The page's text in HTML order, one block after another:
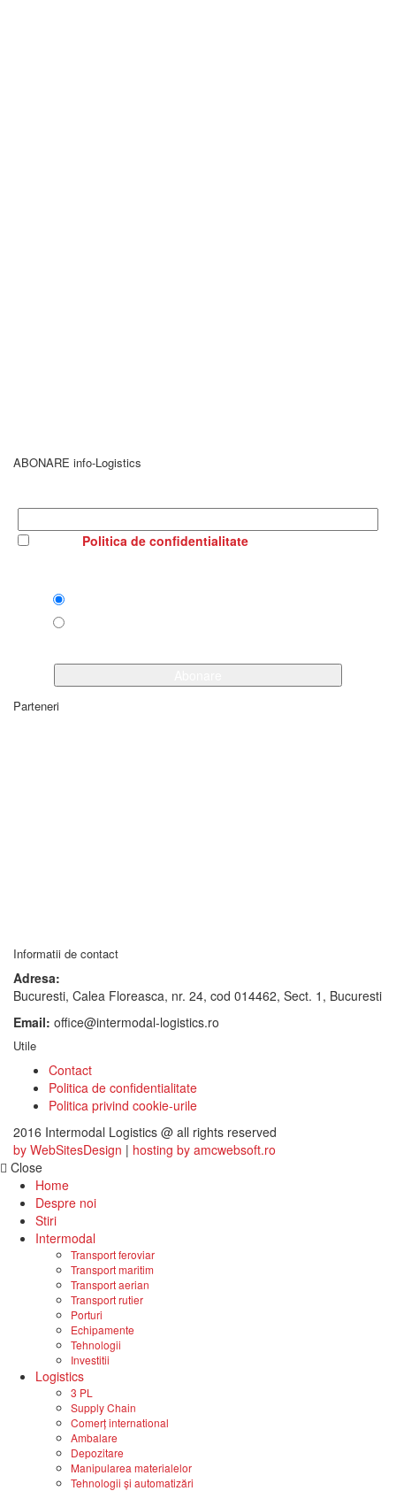
ABONARE info-Logistics
Politica de confidentialitate
Parteneri
Informatii de contact
Adresa:
Bucuresti, Calea Floreasca, nr. 24, cod 014462, Sect. 1, Bucuresti
Email: office@intermodal-logistics.ro
Utile
Contact
Politica de confidentialitate
Politica privind cookie-urile
2016 Intermodal Logistics @ all rights reserved
by WebSitesDesign | hosting by amcwebsoft.ro
Close
Home
Despre noi
Stiri
Intermodal
Transport feroviar
Transport maritim
Transport aerian
Transport rutier
Porturi
Echipamente
Tehnologii
Investitii
Logistics
3 PL
Supply Chain
Comerț international
Ambalare
Depozitare
Manipularea materialelor
Tehnologii și automatizări